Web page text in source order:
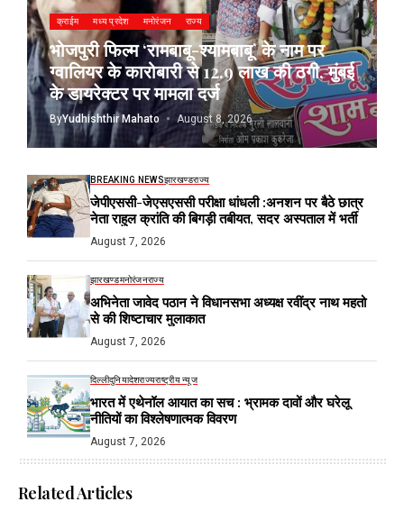
क्राईम मध्य प्रदेश मनोरंजन राज्य
भोजपुरी फिल्म ‘रामबाबू-श्यामबाबू’ के नाम पर
ग्वालियर के कारोबारी से 12.9 लाख की ठगी, मुंबई
के डायरेक्टर पर मामला दर्ज
ByYudhishthir Mahato August 8, 2026
BREAKING NEWSझारखण्डराज्य
जेपीएससी-जेएसएससी परीक्षा धांधली :अनशन पर बैठे छात्र
नेता राहुल क्रांति की बिगड़ी तबीयत, सदर अस्पताल में भर्ती
August 7, 2026
झारखण्डमनोरंजनराज्य
अभिनेता जावेद पठान ने विधानसभा अध्यक्ष रवींद्र नाथ महतो
से की शिष्टाचार मुलाकात
August 7, 2026
दिल्लीदुनियादेशराज्यराष्ट्रीय न्यूज
भारत में एथेनॉल आयात का सच : भ्रामक दावों और घरेलू
नीतियों का विश्लेषणात्मक विवरण
August 7, 2026
Related Articles